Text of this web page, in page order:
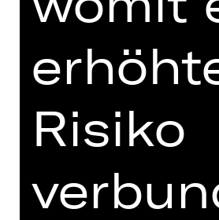
TERMINE UND
VIDEO/AUDIO
FOTOS
PRESSESTIMMEN
MEHR DAZU IM
FUNDUS
PROGRAMMHEFT
Risiko